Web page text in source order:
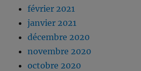
février 2021
janvier 2021
décembre 2020
novembre 2020
octobre 2020